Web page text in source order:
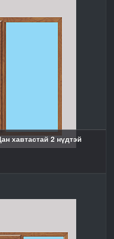
хавтастай 2 нүдтэй